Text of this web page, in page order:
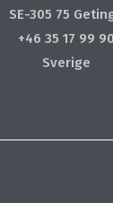
SE-305 75
+46 35 17 99 90
Sverige